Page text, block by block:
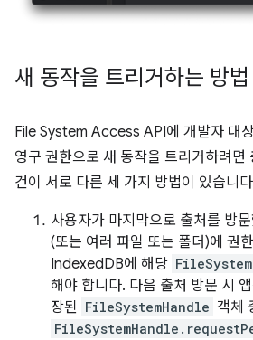
새 동작을 트리거하는 방법
File System Access API에 개발자 대
영구 권한으로 새 동작을 트리거하려면
건이 서로 다른 세 가지 방법이 있습니
사용자가 마지막으로 출처를 방
(또는 여러 파일 또는 폴더)에 권
IndexedDB에 해당
해야 합니다. 다음 출처 방문 시
장된 FileSystemHandle 객체